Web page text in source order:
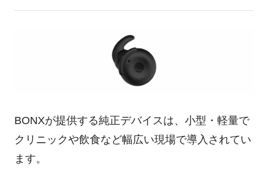
BONXが提供する純正デバイスは、小型・軽量で
クリニックや飲食など幅広い現場で導入されてい
ます。